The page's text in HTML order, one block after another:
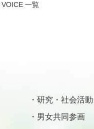
VOICE 一覧
研究・社会活動
男女共同参画